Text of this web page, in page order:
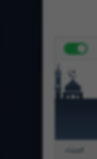
العشاء